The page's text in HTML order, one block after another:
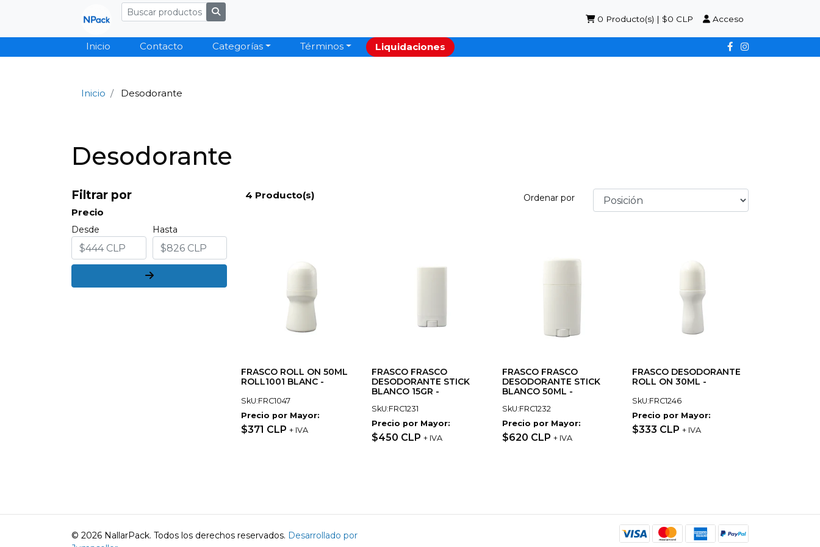
0 Producto(s) | $0 CLP Acceso
Inicio Contacto Categorías Términos Liquidaciones
Inicio Desodorante
Desodorante
Filtrar por
Precio
Desde Hasta
4 Producto(s) Ordenar por
FRASCO ROLL ON 50ML
ROLL1001 BLANC -
SkU:FRC1047
Precio por Mayor:
$371 CLP + IVA
FRASCO FRASCO
DESODORANTE STICK
BLANCO 15GR -
SkU:FRC1231
Precio por Mayor:
$450 CLP + IVA
FRASCO FRASCO
DESODORANTE STICK
BLANCO 50ML -
SkU:FRC1232
Precio por Mayor:
$620 CLP + IVA
FRASCO DESODORANTE
ROLL ON 30ML -
SkU:FRC1246
Precio por Mayor:
$333 CLP+ IVA
© 2026 NallarPack. Todos los derechos reservados. Desarrollado por